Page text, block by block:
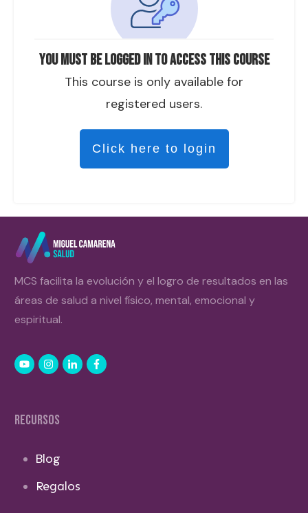
You must be logged in to access this course
This course is only available for
registered users.
Click here to login
MCS facilita la evolución y el logro de resultados en las
áreas de salud a nivel físico, mental, emocional y
espiritual.
RECURSOS
Blog
Regalos